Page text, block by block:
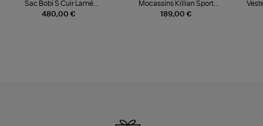
480,00 €
Sac Bobi S Cuir Lamé
Champagne
189,00 €
Mocassins Killian Sport
Mousse